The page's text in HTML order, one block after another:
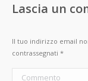
Lascia un
Il tuo indirizzo email
contrassegnati *
Commento